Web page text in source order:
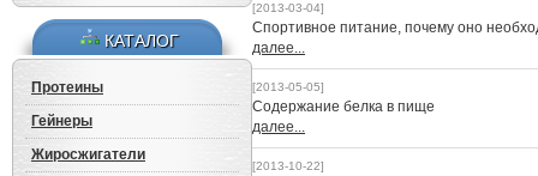
КАТАЛОГ
Протеины
Гейнеры
Жиросжигатели
[2013-03-04]
Спортивное питание, почему оно
далее...
[2013-05-05]
Cодержание белка в пище
далее...
[2013-10-22]